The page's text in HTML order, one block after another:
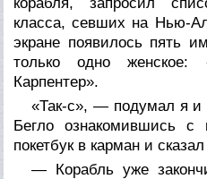
класса, севших на Нью-
экране появилось пять
только одно женское:
Карпентер».
«Так-с», — подумал я и
Бегло ознакомившись
покетбук в карман и
— Корабль уже